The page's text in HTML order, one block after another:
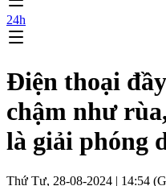
24h
Điện thoại
chậm như
là giải phóng
Thứ Tư, 28-08-2024 | 14:54